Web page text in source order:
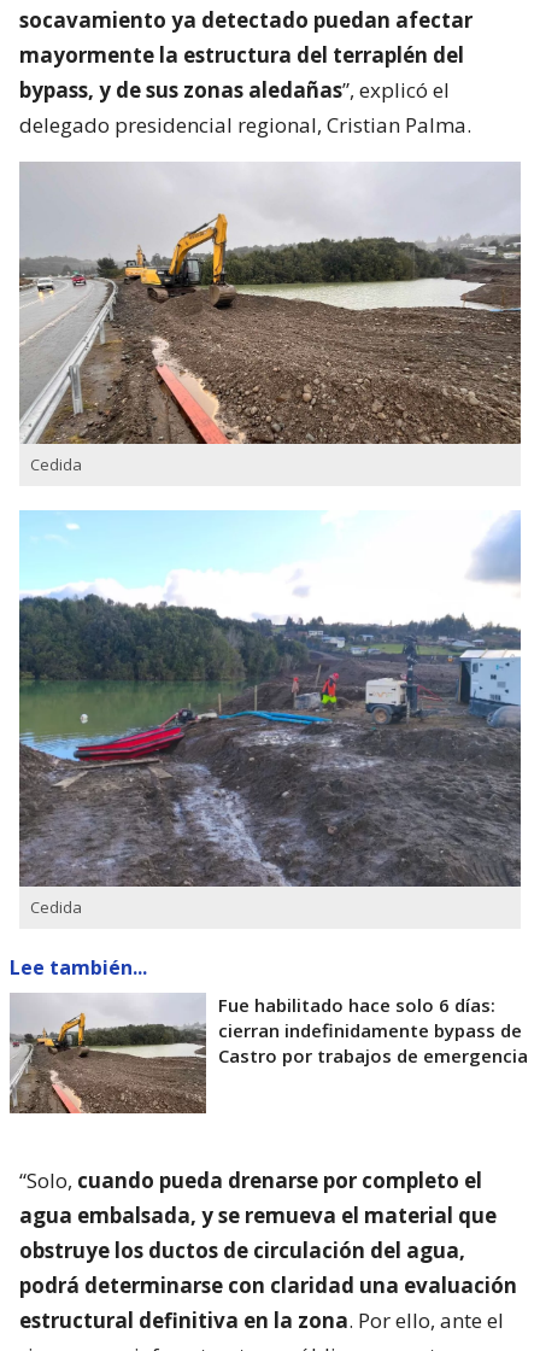
socavamiento ya detectado puedan afectar
mayormente la estructura del terraplén del
bypass, y de sus zonas aledañas”, explicó el
delegado presidencial regional, Cristian Palma.
Cedida
Cedida
Lee también...
Fue habilitado hace solo 6 días:
cierran indefinidamente bypass de
Castro por trabajos de emergencia
“Solo, cuando pueda drenarse por completo el
agua embalsada, y se remueva el material que
obstruye los ductos de circulación del agua,
podrá determinarse con claridad una evaluación
estructural definitiva en la zona. Por ello, ante el